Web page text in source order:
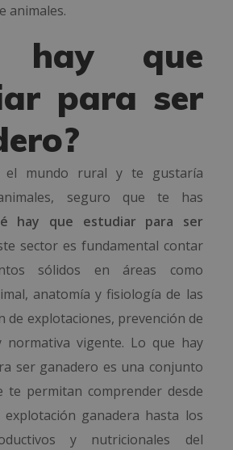
animales.
hay que
para ser
el mundo rural y te gustaría
seguro que te has
hay que estudiar para ser
sector es fundamental contar
sólidos en áreas como
anatomía y fisiología de las
de explotaciones, prevención de
normativa vigente. Lo que hay
ser ganadero es una conjunto
te permitan comprender desde
explotación ganadera hasta los
y nutricionales del